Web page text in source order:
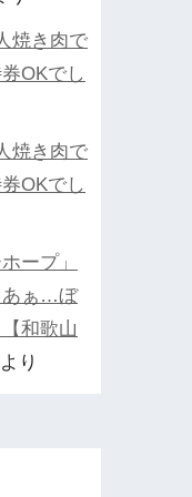
焼き肉で
OKでし
焼き肉で
OKでし
ープ」
あぁ…ぼ
和歌山
より